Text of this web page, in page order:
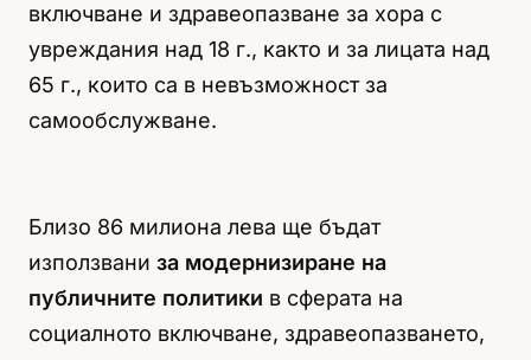
включване и здравеопазване за хора с
увреждания над 18 г., както и за лицата над
65 г., които са в невъзможност за
самообслужване.
Близо 86 милиона лева ще бъдат
използвани за модернизиране на
публичните политики в сферата на
социалното включване, здравеопазването,